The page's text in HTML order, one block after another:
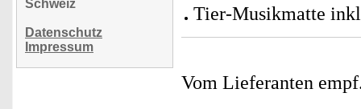
Schweiz
Datenschutz
Impressum
Tier-Musikmatte
Vom Lieferanten